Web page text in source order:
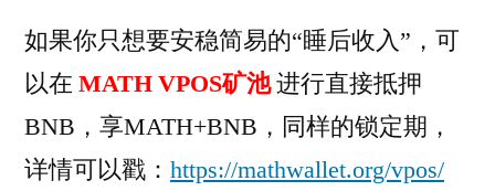
如果你只想要安稳简易的“睡后收入”，可
以在 MATH VPOS矿池进行直接抵押
BNB，享MATH+BNB，同样的锁定期，
详情可以戳： https://mathwallet.org/vpos/